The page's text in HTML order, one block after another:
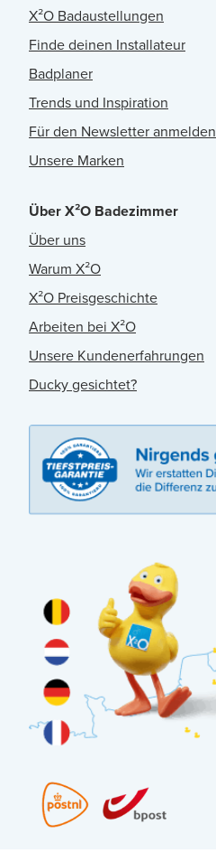
X²O Badaustellungen
Finde deinen Installateur
Badplaner
Trends und Inspiration
Für den Newsletter anmelden
Unsere Marken
Über X²O Badezimmer
Über uns
Warum X²O
X²O Preisgeschichte
Arbeiten bei X²O
Unsere Kundenerfahrungen
Ducky gesichtet?